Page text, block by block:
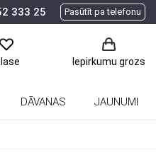
333 25 Pasūtīt pa telefonu
Iepirkumu grozs
DĀVANAS JAUNUMI